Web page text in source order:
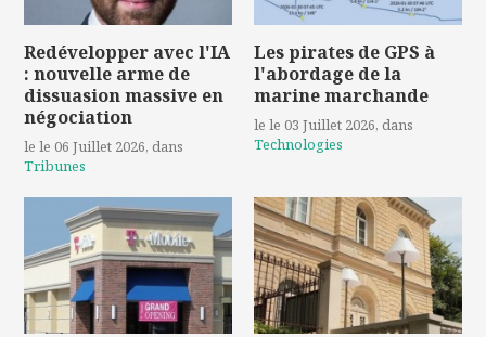
Redévelopper avec l'IA
: nouvelle arme de
dissuasion massive en
négociation
le le 06 Juillet 2026, dans
Tribunes
Les pirates de GPS à
l'abordage de la
marine marchande
le le 03 Juillet 2026, dans
Technologies